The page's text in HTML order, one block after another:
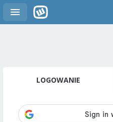
LOGOWANIE